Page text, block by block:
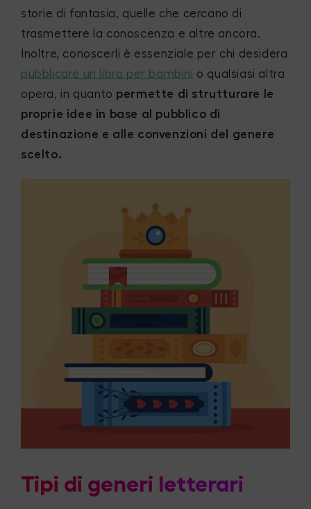
storie di fantasia, quelle che cercano di
trasmettere la conoscenza e altre ancora.
Inoltre, conoscerli è essenziale per chi desidera
pubblicare un libro per bambini o qualsiasi altra
opera, in quanto permette di strutturare le
proprie idee in base al pubblico di
destinazione e alle convenzioni del genere
scelto.
Tipi di generi letterari